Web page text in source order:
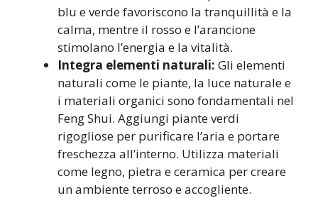
blu e verde favoriscono la tranquillità e la
calma, mentre il rosso e l’arancione
stimolano l’energia e la vitalità.
Integra elementi naturali: Gli elementi
naturali come le piante, la luce naturale e
i materiali organici sono fondamentali nel
Feng Shui. Aggiungi piante verdi
rigogliose per purificare l’aria e portare
freschezza all’interno. Utilizza materiali
come legno, pietra e ceramica per creare
un ambiente terroso e accogliente.